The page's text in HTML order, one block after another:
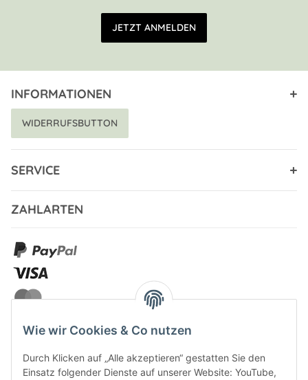
E-Mail Adresse
JETZT ANMELDEN
INFORMATIONEN
WIDERRUFSBUTTON
SERVICE
ZAHLARTEN
VERSANDARTEN
Wie wir Cookies & Co nutzen
Durch Klicken auf „Alle akzeptieren“ gestatten Sie den
Einsatz folgender Dienste auf unserer Website: YouTube,